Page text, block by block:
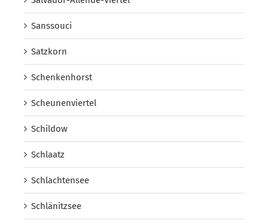
Sanssouci
Satzkorn
Schenkenhorst
Scheunenviertel
Schildow
Schlaatz
Schlachtensee
Schlänitzsee